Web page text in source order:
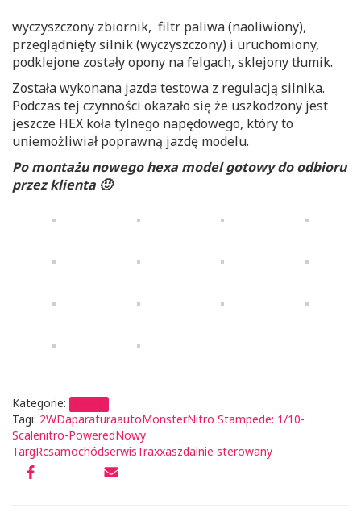
wyczyszczony zbiornik, filtr paliwa (naoliwiony),
przeglądnięty silnik (wyczyszczony) i uruchomiony,
podklejone zostały opony na felgach, sklejony tłumik.
Została wykonana jazda testowa z regulacją silnika.
Podczas tej czynności okazało się że uszkodzony jest
jeszcze HEX koła tylnego napędowego, który to
uniemożliwiał poprawną jazdę modelu.
Po montażu nowego hexa model gotowy do odbioru
przez klienta 🙂
Kategorie:
Tagi: 2WDaparaturaautoMonsterNitro Stampede: 1/10-
Scalenitro-PoweredNowy
TargRcsamochódserwisTraxxaszdalnie sterowany